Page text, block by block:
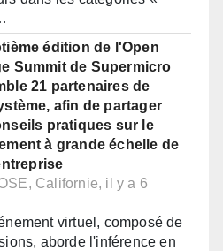
édition de l'Open
Summit de Supermicro
21 partenaires de
afin de partager
pratiques sur le
à grande échelle de
Californie, il y a 6
virtuel, composé de
aborde l'inférence en